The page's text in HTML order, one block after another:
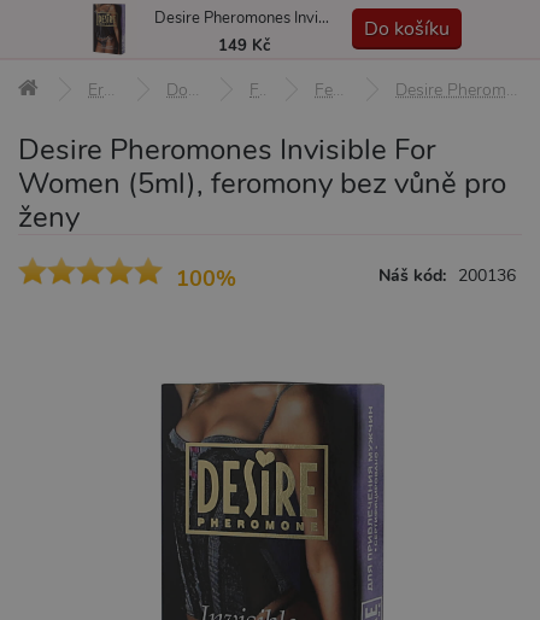
MENU
Erotické pomůcky Doplňky a afrodiziaka Feromony Feromony pro ženy Desire Pheromones Invisible For Women (5ml), feromony bez vůně pro ženy
Desire Pheromones Invisible For
Women (5ml), feromony bez vůně pro
ženy
100% Náš kód: 200136
Desire Pheromones Invisible For Women (5ml), feromony bez vůně pro ženy
149 Kč
Do košíku